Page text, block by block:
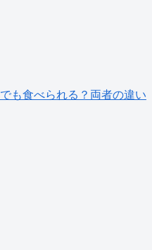
も食べられる？両者の違い